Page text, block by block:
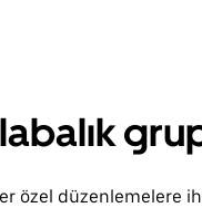
özel düzenlemelere